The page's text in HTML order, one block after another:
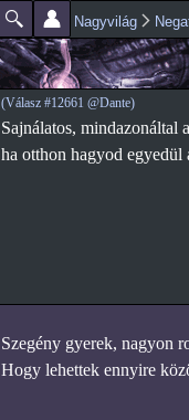
Nagyvilág
(Válasz #12661 @Dante)
Sajnálatos, mindazonáltal
ha otthon hagyod egyedül
Szegény gyerek, nagyon
Hogy lehettek ennyire